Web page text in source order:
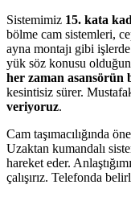
Sistemimiz 15. kata
bölme cam sistemleri,
ayna montajı gibi
yük söz konusu
her zaman asansörün
kesintisiz sürer.
veriyoruz.
Cam taşımacılığında
Uzaktan kumandalı
hareket eder.
çalışırız. Telefonda